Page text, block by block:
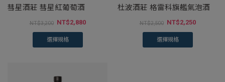
彗星酒莊 彗星紅葡萄酒
NT$3,200 NT$2,880
選擇規格
杜波酒莊 格雷科旗艦氣泡酒
NT$2,500 NT$2,250
選擇規格